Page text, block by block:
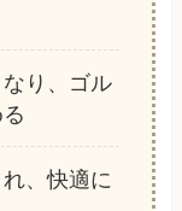
り、ゴル
、快適に